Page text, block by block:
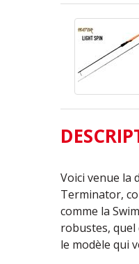
Voici venue la
Terminator,
comme la
robustes,
le modèle qui